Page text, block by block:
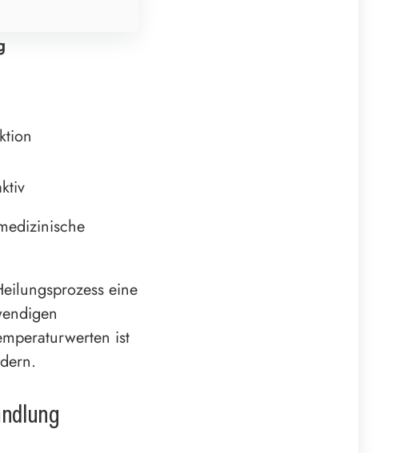
eine
ist